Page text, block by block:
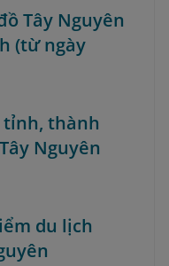
Tây Nguyên
(từ ngày
tỉnh, thành
Nguyên
du lịch